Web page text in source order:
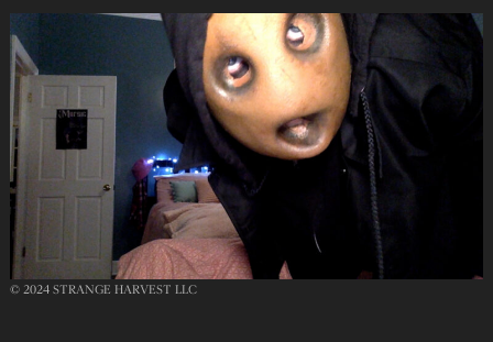
© 2024 STRANGE HARVEST LLC